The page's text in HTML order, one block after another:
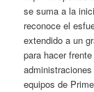
se suma a la
reconoce el
extendido a un
para hacer
equipos de